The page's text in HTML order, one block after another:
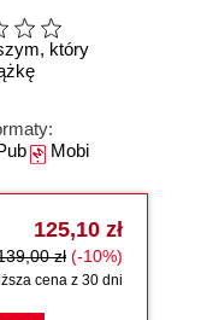
który
Mobi
125,10 zł
zł (-10%)
cena z 30 dni